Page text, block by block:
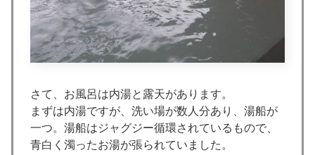
さて、お風呂は内湯と露天があります。
まずは内湯ですが、洗い場が数人分あり、湯船が
一つ。湯船はジャグジー循環されているもので、
青白く濁ったお湯が張られていました。